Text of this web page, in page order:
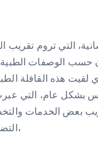
التي تروم تقريب
حسب الوصفات
لقيت هذه القافلة
بشكل عام، التي
بعض الخدمات
التضامنية يكون لها الوقع الحسن في نفوس السكان،